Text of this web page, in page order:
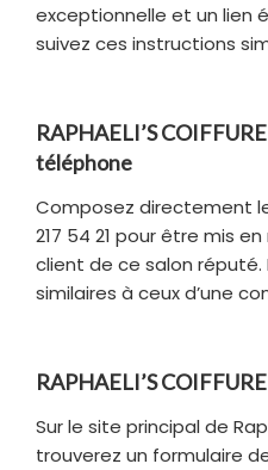
exceptionnelle et un lien
suivez ces instructions
RAPHAELI’S
téléphone
Composez directement
217 54 21 pour être mis
client de ce salon réputé.
similaires à ceux d’une
RAPHAELI’S
Sur le site principal de
trouverez un formulaire